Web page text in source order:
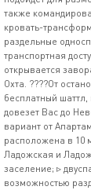
также
кровать-
раздельные
транспортная
открывается
Охта. ????От
бесплатный шаттл,
довезет Вас до
вариант от
расположена в 10
Ладожская и
заселение; ▹
возможностью